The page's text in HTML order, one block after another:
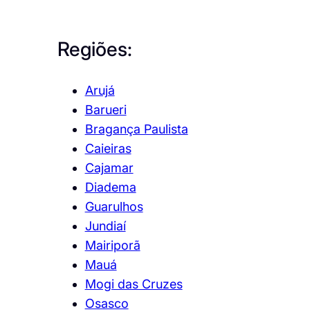
Regiões:
Arujá
Barueri
Bragança Paulista
Caieiras
Cajamar
Diadema
Guarulhos
Jundiaí
Mairiporã
Mauá
Mogi das Cruzes
Osasco